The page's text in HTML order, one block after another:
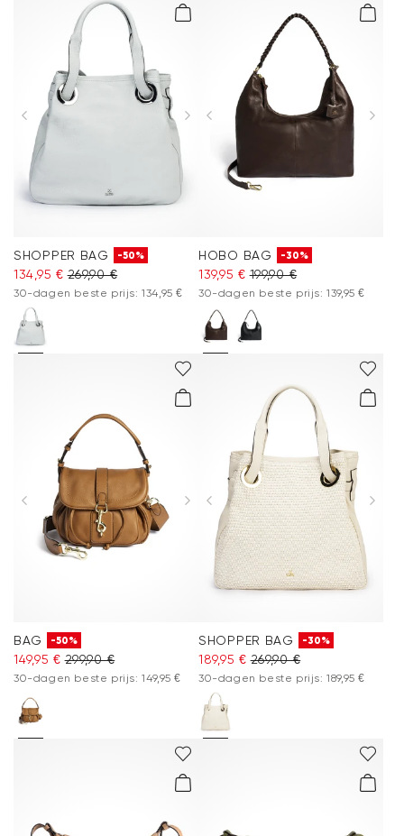
SHOPPER BAG -50%
134,95 € 269,90 €
30-dagen beste prijs: 134,95 €
HOBO BAG -30%
139,95 € 199,90 €
30-dagen beste prijs: 139,95 €
BAG -50%
149,95 € 299,90 €
30-dagen beste prijs: 149,95 €
SHOPPER BAG -30%
189,95 € 269,90 €
30-dagen beste prijs: 189,95 €